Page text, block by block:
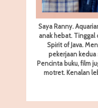
Saya Ranny.
anak hebat.
Spirit of Java.
pekerjaan kedua
Pencinta buku, film
motret. Kenalan